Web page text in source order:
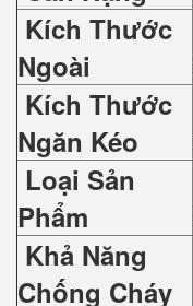
Kích Thước
Ngoài
Kích Thước
Ngăn Kéo
Loại Sản
Phẩm
Khả Năng
Chống Cháy